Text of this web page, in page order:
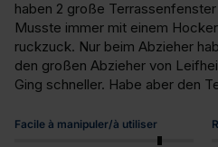
haben 2 große Terrassenfenster
Musste immer mit einem
ruckzuck. Nur beim Abzieher
den großen Abzieher von
Ging schneller. Habe aber den
Facile à manipuler/à utiliser